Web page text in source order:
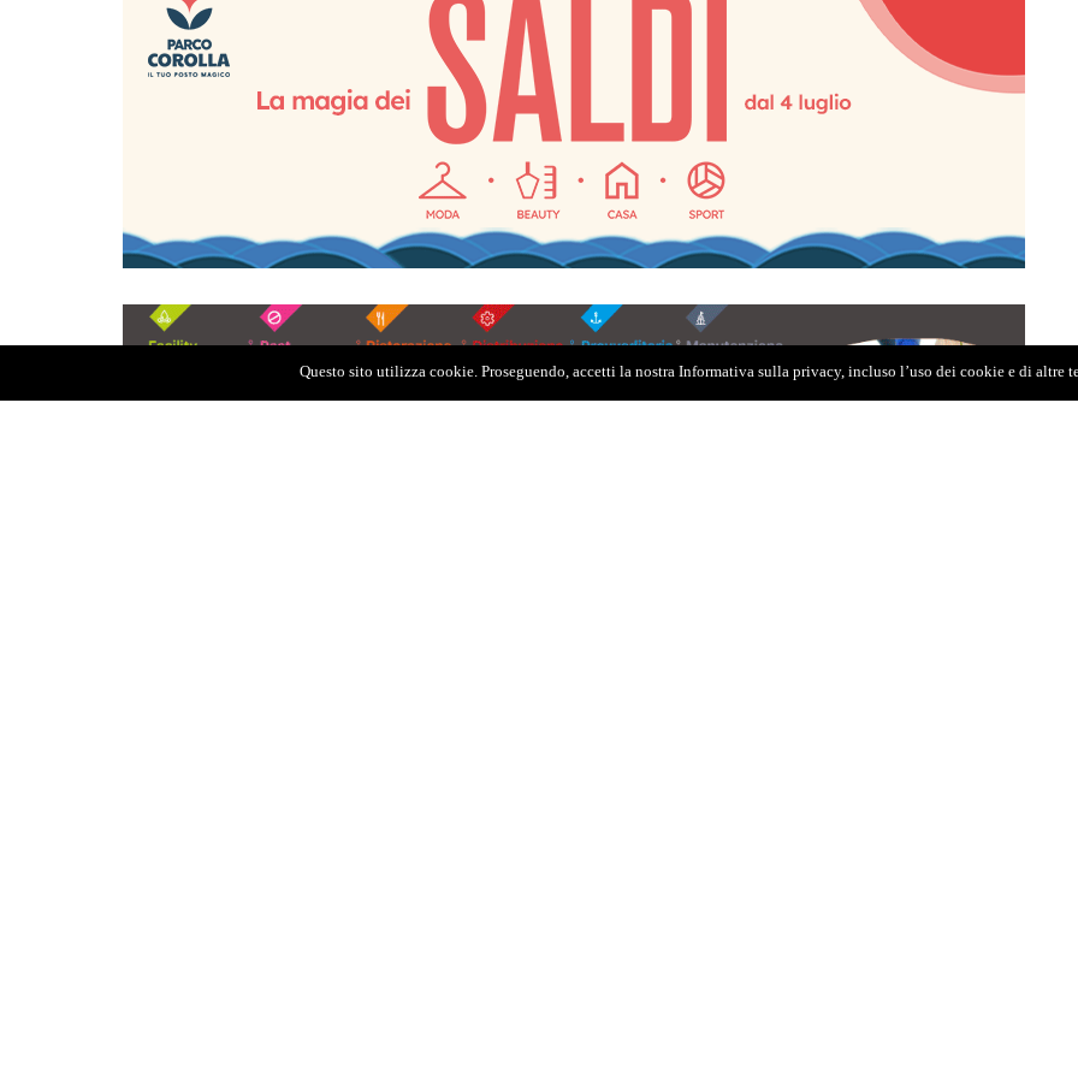
Questo sito utilizza cookie. Proseguendo, accetti la nostra Informativa sulla privacy, incluso l’uso dei cookie e di altre